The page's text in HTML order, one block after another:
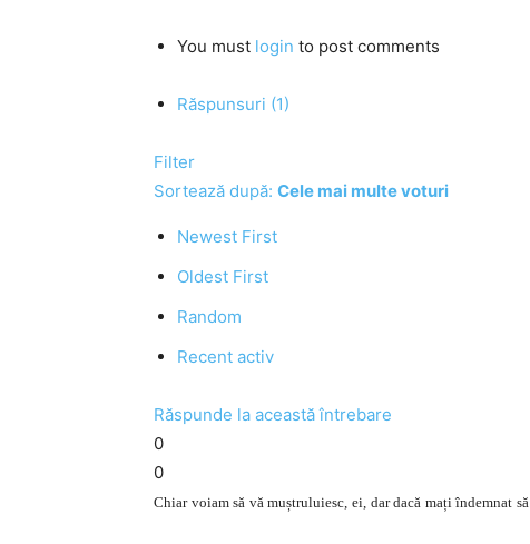
You must login to post comments
Răspunsuri (1)
Filter
Sortează după: Cele mai multe voturi
Newest First
Oldest First
Random
Recent activ
Răspunde la această întrebare
0
0
Chiar voiam să vă muștruluiesc, ei, dar dacă mați îndemnat